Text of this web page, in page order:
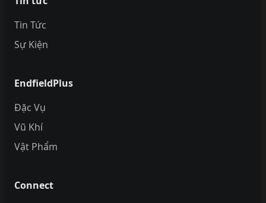
Tin Tức
Sự Kiện
EndfieldPlus
Đặc Vụ
Vũ Khí
Vật Phẩm
Connect